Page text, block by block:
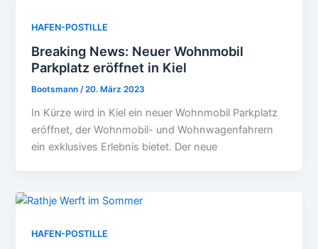
HAFEN-POSTILLE
Breaking News: Neuer Wohnmobil
Parkplatz eröffnet in Kiel
Bootsmann/20. März 2023
In Kürze wird in Kiel ein neuer Wohnmobil Parkplatz
eröffnet, der Wohnmobil- und Wohnwagenfahrern
ein exklusives Erlebnis bietet. Der neue
HAFEN-POSTILLE